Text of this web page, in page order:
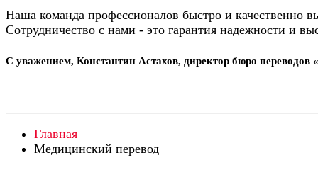
Наша команда профессионалов быстро и качественно
Сотрудничество с нами - это гарантия надежности и
С уважением, Константин Астахов, директор бюро переводов
Главная
Медицинский перевод